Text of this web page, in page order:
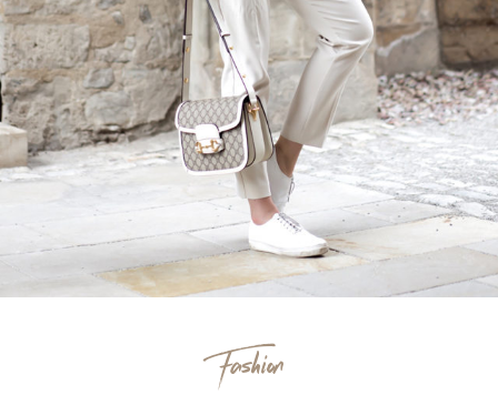
Fashion